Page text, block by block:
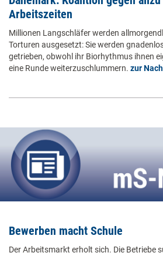
Arbeitszeiten
Millionen Langschläfer werden
Torturen ausgesetzt: Sie werden
getrieben, obwohl ihr Biorhythmus ihnen
eine Runde weiterzuschlummern. zur
Bewerben macht Schule
Der Arbeitsmarkt erholt sich. Die Betriebe